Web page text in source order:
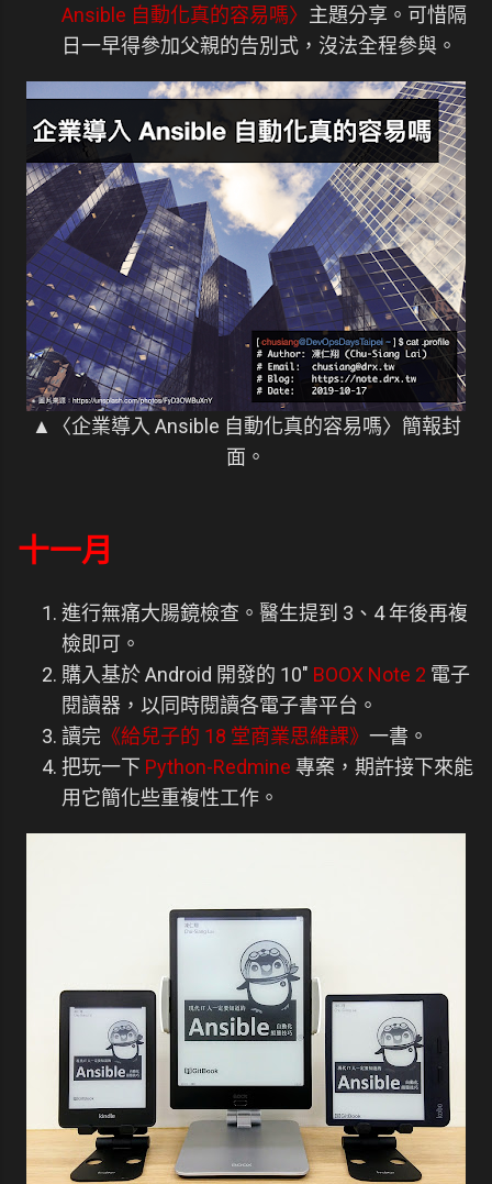
Ansible 自動化真的容易嗎〉 主題分享。可惜隔
日一早得參加父親的告別式，沒法全程參與。
▲〈企業導入 Ansible 自動化真的容易嗎〉簡報封
面。
十一月
進行無痛大腸鏡檢查。醫生提到 3、4 年後再複
檢即可。
購入基於 Android 開發的 10" BOOX Note 2 電子
閱讀器，以同時閱讀各電子書平台。
讀完 《給兒子的 18 堂商業思維課》 一書。
把玩一下 Python-Redmine 專案，期許接下來能
用它簡化些重複性工作。